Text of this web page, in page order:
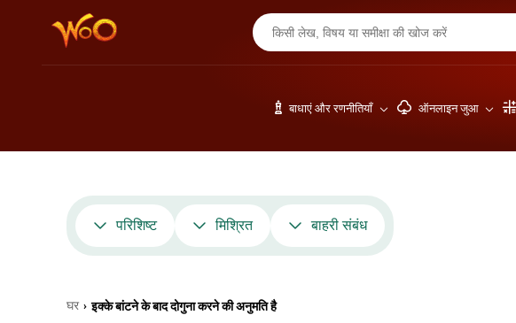
बाधाएं और रणनीतियाँ ऑनलाइन जुआ
परिशिष्ट मिश्रित बाहरी संबंध
घर › इक्के बांटने के बाद दोगुना करने की अनुमति है